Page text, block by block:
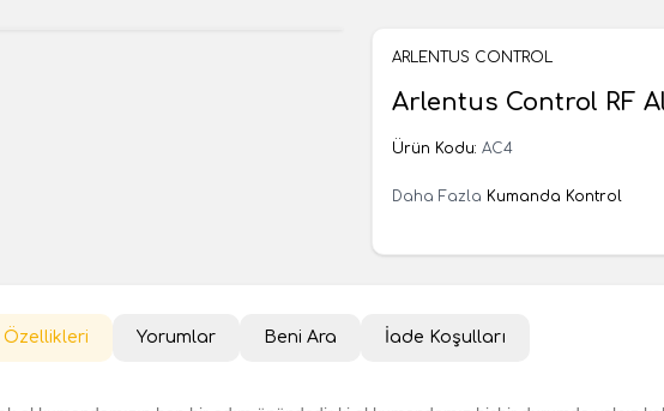
ARLENTUS CONTROL
Arlentus Control RF
Ürün Kodu: AC4
Daha Fazla Kumanda Kontrol
Özellikleri Yorumlar Beni Ara İade Koşulları